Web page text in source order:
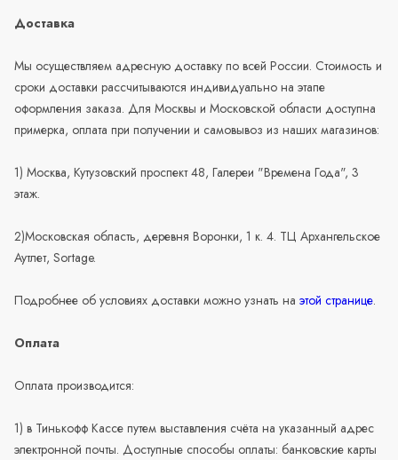
Доставка
Мы осуществляем адресную доставку по всей России. Стоимость и
сроки доставки рассчитываются индивидуально на этапе
оформления заказа. Для Москвы и Московской области доступна
примерка, оплата при получении и самовывоз из наших магазинов:
1) Москва, Кутузовский проспект 48, Галереи "Времена Года", 3
этаж.
2)Московская область, деревня Воронки, 1 к. 4. ТЦ Архангельское
Аутлет, Sortage.
Подробнее об условиях доставки можно узнать на этой странице.
Оплата
Оплата производится:
1) в Тинькофф Кассе путем выставления счёта на указанный адрес
электронной почты. Доступные способы оплаты: банковские карты